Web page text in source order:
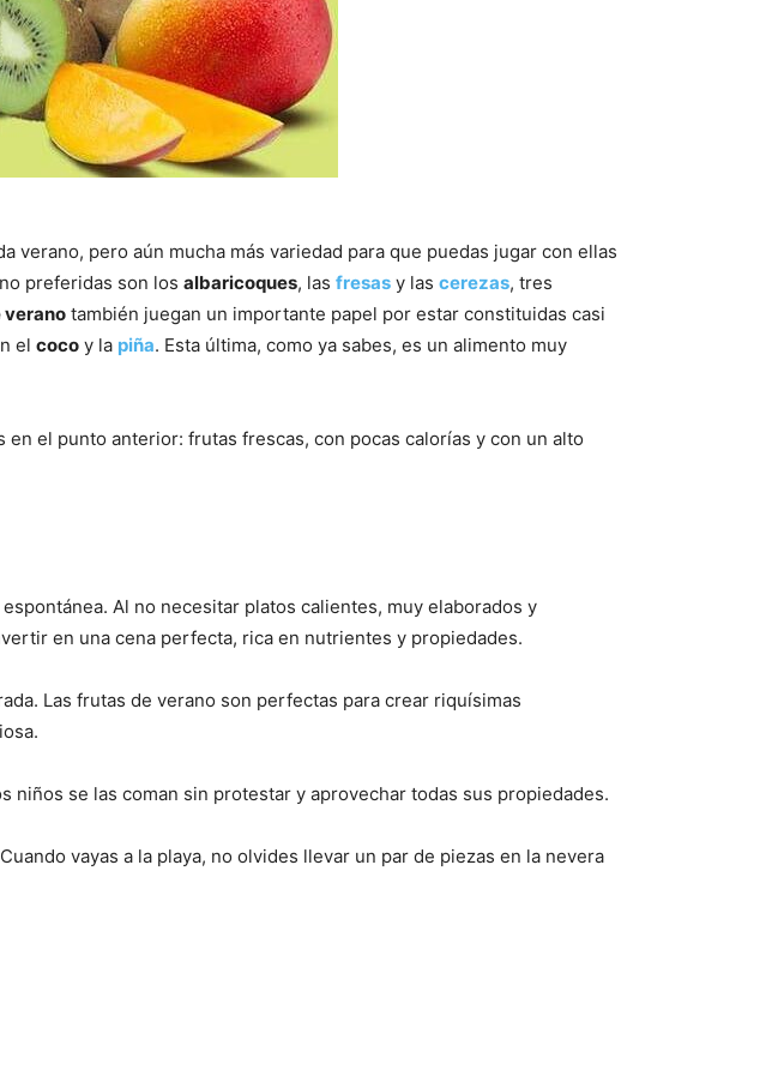
verano, pero aún mucha más variedad para que puedas jugar con ellas
preferidas son los albaricoques, las fresas y las cerezas, tres
verano también juegan un importante papel por estar constituidas casi
el coco y la piña. Esta última, como ya sabes, es un alimento muy
el punto anterior: frutas frescas, con pocas calorías y con un alto
Al no necesitar platos calientes, muy elaborados y
en una cena perfecta, rica en nutrientes y propiedades.
Las frutas de verano son perfectas para crear riquísimas
se las coman sin protestar y aprovechar todas sus propiedades.
vayas a la playa, no olvides llevar un par de piezas en la nevera